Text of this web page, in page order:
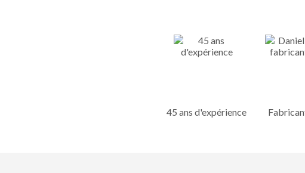
45 ans d'expérience